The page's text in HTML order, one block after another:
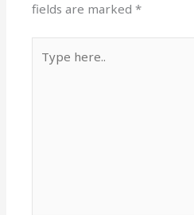
fields are marked*
here..